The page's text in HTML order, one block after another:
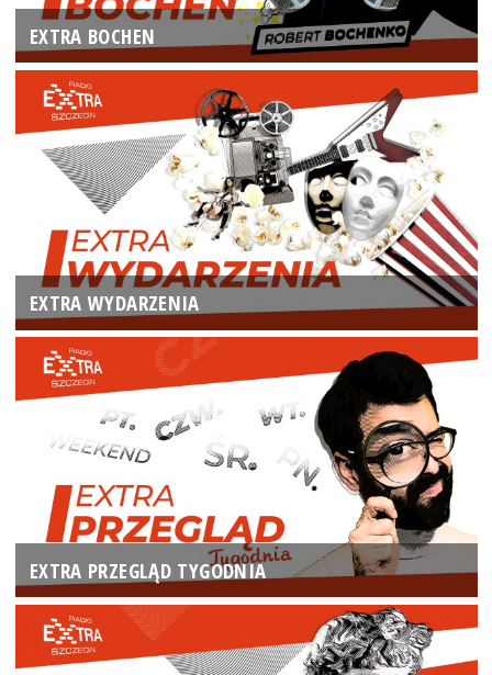
EXTRA BOCHEN
EXTRA WYDARZENIA
EXTRA PRZEGLĄD TYGODNIA